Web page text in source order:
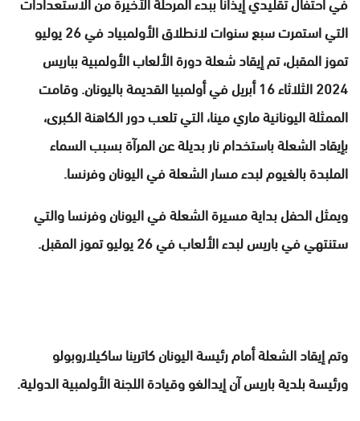
التي استمرت سبع سنوات لانطلاق الأولمبياد في 26 يوليو
تموز المقبل، تم إيقاد شعلة دورة الألعاب الأولمبية بباريس
2024 الثلاثاء 16 أبريل في أولمبيا القديمة باليونان. وقامت
الممثلة اليونانية ماري مينا، التي تلعب دور الكاهنة الكبرى،
بإيقاد الشعلة باستخدام نار بديلة عن المرآة بسبب السماء
الملبدة بالغيوم لبدء مسار الشعلة في اليونان وفرنسا.
ويمثل الحفل بداية مسيرة الشعلة في اليونان وفرنسا والتي
ستنتهي في باريس لبدء الألعاب في 26 يوليو تموز المقبل.
وتم إيقاد الشعلة أمام رئيسة اليونان كاترينا ساكيلاروبولو
ورئيسة بلدية باريس آن إيدالغو وقيادة اللجنة الأولمبية الدولية.